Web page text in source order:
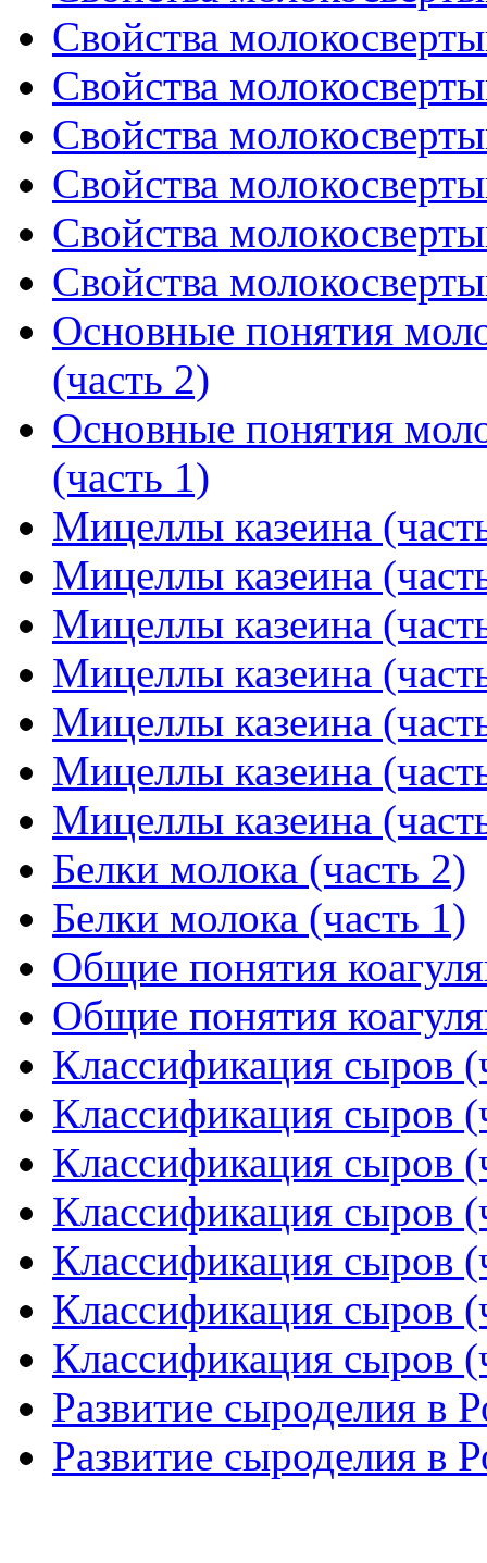
Свойства
Свойства
Свойства
Свойства
Свойства
Свойства
Основные понятия
(часть 2)
Основные понятия
(часть 1)
Мицеллы казеина
Мицеллы казеина
Мицеллы казеина
Мицеллы казеина
Мицеллы казеина
Мицеллы казеина
Мицеллы казеина
Белки молока (часть 2)
Белки молока (часть 1)
Общие понятия
Общие понятия
Классификация сыров
Классификация сыров
Классификация сыров
Классификация сыров
Классификация сыров
Классификация сыров
Классификация сыров
Развитие сыроделия в
Развитие сыроделия в